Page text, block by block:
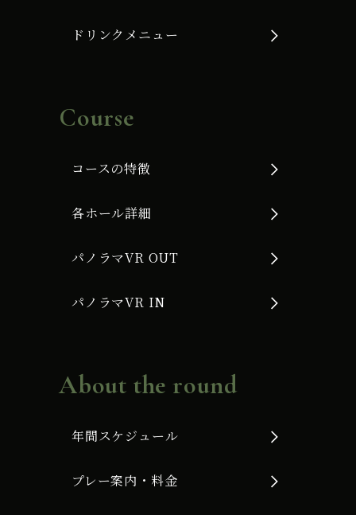
ドリンクメニュー
Course
コースの特徴
各ホール詳細
パノラマVR OUT
パノラマVR IN
About the round
年間スケジュール
プレー案内・料金